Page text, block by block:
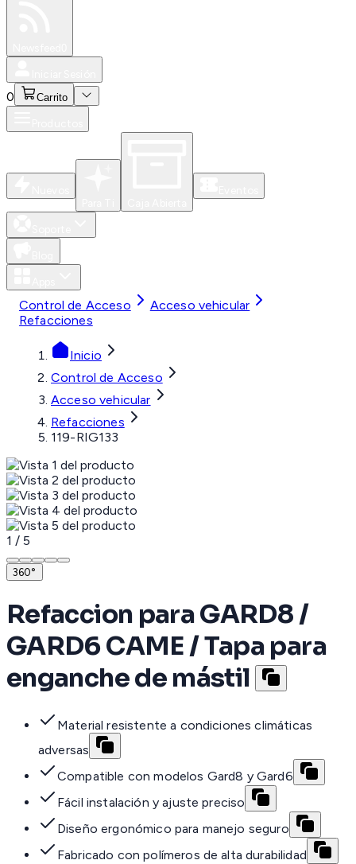
0 Carrito
Control de Acceso
Acceso vehicular
Refacciones
Inicio
Control de Acceso
Acceso vehicular
Refacciones
119-RIG133
1 / 5
360°
Refaccion para GARD8 /
GARD6 CAME / Tapa para
enganche de mástil
Material resistente a condiciones climáticas
adversas
Compatible con modelos Gard8 y Gard6
Fácil instalación y ajuste preciso
Diseño ergonómico para manejo seguro
Fabricado con polímeros de alta durabilidad